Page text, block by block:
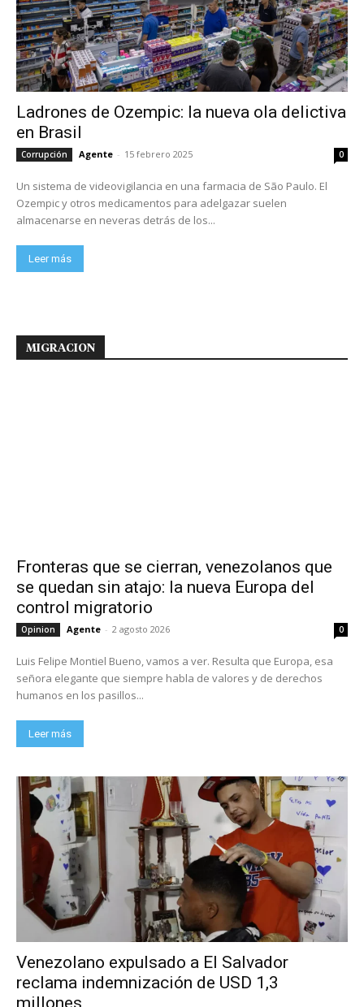
Ladrones de Ozempic: la nueva ola delictiva
en Brasil
Corrupción Agente - 15 febrero 2025 0
Un sistema de videovigilancia en una farmacia de São Paulo. El
Ozempic y otros medicamentos para adelgazar suelen
almacenarse en neveras detrás de los...
Leer más
MIGRACION
Fronteras que se cierran, venezolanos que
se quedan sin atajo: la nueva Europa del
control migratorio
Opinion Agente - 2 agosto 2026 0
Luis Felipe Montiel Bueno, vamos a ver. Resulta que Europa, esa
señora elegante que siempre habla de valores y de derechos
humanos en los pasillos...
Leer más
Venezolano expulsado a El Salvador
reclama indemnización de USD 1,3
millones